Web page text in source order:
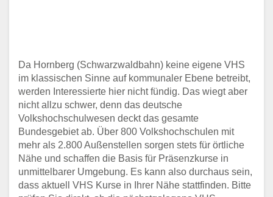
Da Hornberg (Schwarzwaldbahn) keine eigene VHS
im klassischen Sinne auf kommunaler Ebene betreibt,
werden Interessierte hier nicht fündig. Das wiegt aber
nicht allzu schwer, denn das deutsche
Volkshochschulwesen deckt das gesamte
Bundesgebiet ab. Über 800 Volkshochschulen mit
mehr als 2.800 Außenstellen sorgen stets für örtliche
Nähe und schaffen die Basis für Präsenzkurse in
unmittelbarer Umgebung. Es kann also durchaus sein,
dass aktuell VHS Kurse in Ihrer Nähe stattfinden. Bitte